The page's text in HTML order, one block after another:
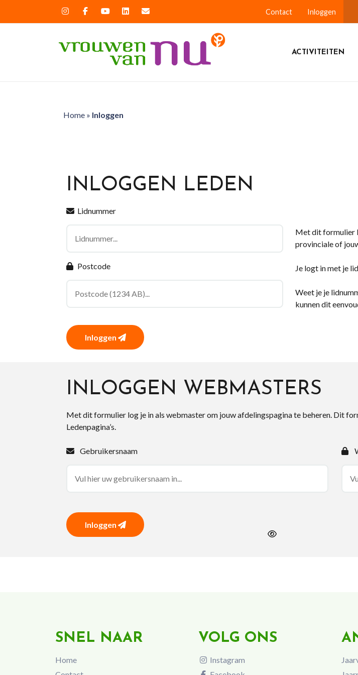
Contact Inloggen
ACTIVITEITEN
Home» Inloggen
INLOGGEN LEDEN
Lidnummer
Postcode
Inloggen
Met dit formulier
provinciale of
Je logt in met je
Weet je je
kunnen dit
INLOGGEN WEBMASTERS
Met dit formulier log je in als webmaster om jouw afdelingspagina te beheren. Dit
Ledenpagina’s.
Gebruikersnaam
Inloggen
SNEL NAAR
Home
VOLG ONS
Instagram